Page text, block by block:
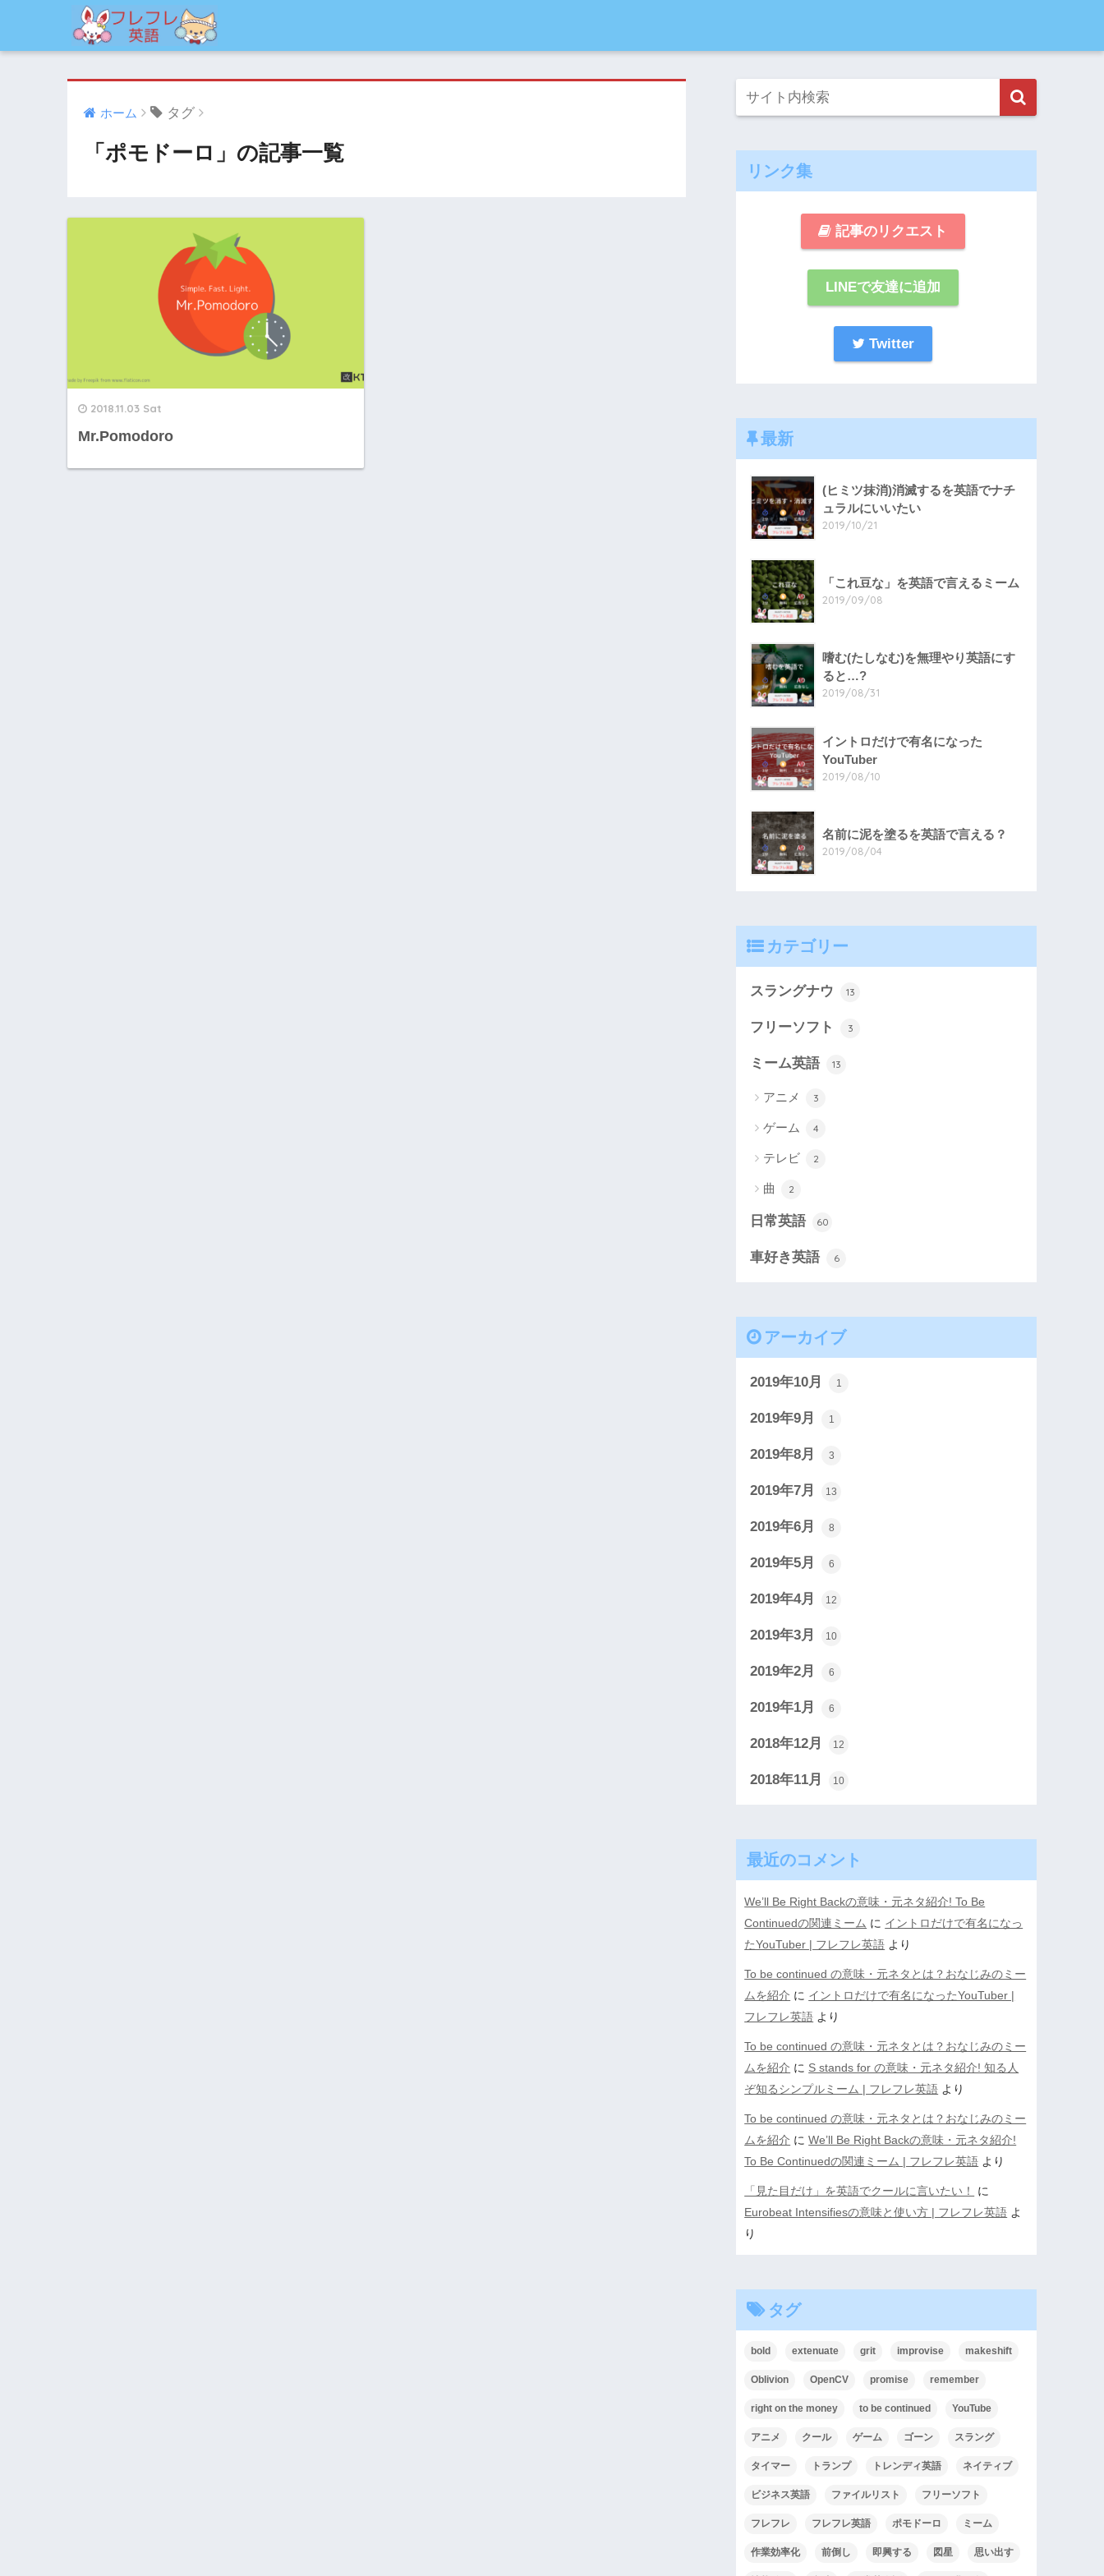
ホーム タグ
「ポモドーロ」の記事一覧
2018.11.03 Sat
Mr.Pomodoro
リンク集
記事のリクエスト
LINEで友達に追加
Twitter
最新
(ヒミツ抹消)消滅するを英語でナチ
ュラルにいいたい
2019/10/21
「これ豆な」を英語で言えるミーム
2019/09/08
嗜む(たしなむ)を無理やり英語にす
ると…?
2019/08/31
イントロだけで有名になった
YouTuber
2019/08/10
名前に泥を塗るを英語で言える？
2019/08/04
カテゴリー
スラングナウ 13
フリーソフト 3
ミーム英語 13
アニメ 3
ゲーム 4
テレビ 2
曲 2
日常英語 60
車好き英語 6
アーカイブ
2019年10月 1
2019年9月 1
2019年8月 3
2019年7月 13
2019年6月 8
2019年5月 6
2019年4月 12
2019年3月 10
2019年2月 6
2019年1月 6
2018年12月 12
2018年11月 10
最近のコメント
We’ll Be Right Backの意味・元ネタ紹介! To Be
Continuedの関連ミーム に イントロだけで有名になっ
たYouTuber | フレフレ英語 より
To be continued の意味・元ネタとは？おなじみのミー
ムを紹介 に イントロだけで有名になったYouTuber |
フレフレ英語 より
To be continued の意味・元ネタとは？おなじみのミー
ムを紹介 に S stands for の意味・元ネタ紹介! 知る人
ぞ知るシンプルミーム | フレフレ英語 より
To be continued の意味・元ネタとは？おなじみのミー
ムを紹介 にWe’ll Be Right Backの意味・元ネタ紹介!
To Be Continuedの関連ミーム | フレフレ英語 より
「見た目だけ」を英語でクールに言いたい！
に
Eurobeat Intensifiesの意味と使い方 | フレフレ英語 よ
り
タグ
bold extenuate grit improvise makeshift
Oblivion OpenCV promise remember
right on the money to be continued YouTube
アニメ クール ゲーム ゴーン スラング
タイマー トランプ トレンディ英語 ネイティブ
ビジネス英語 ファイルリスト フリーソフト
フレフレ フレフレ英語 ポモドーロ ミーム
作業効率化 前倒し 即興する 図星 思い出す